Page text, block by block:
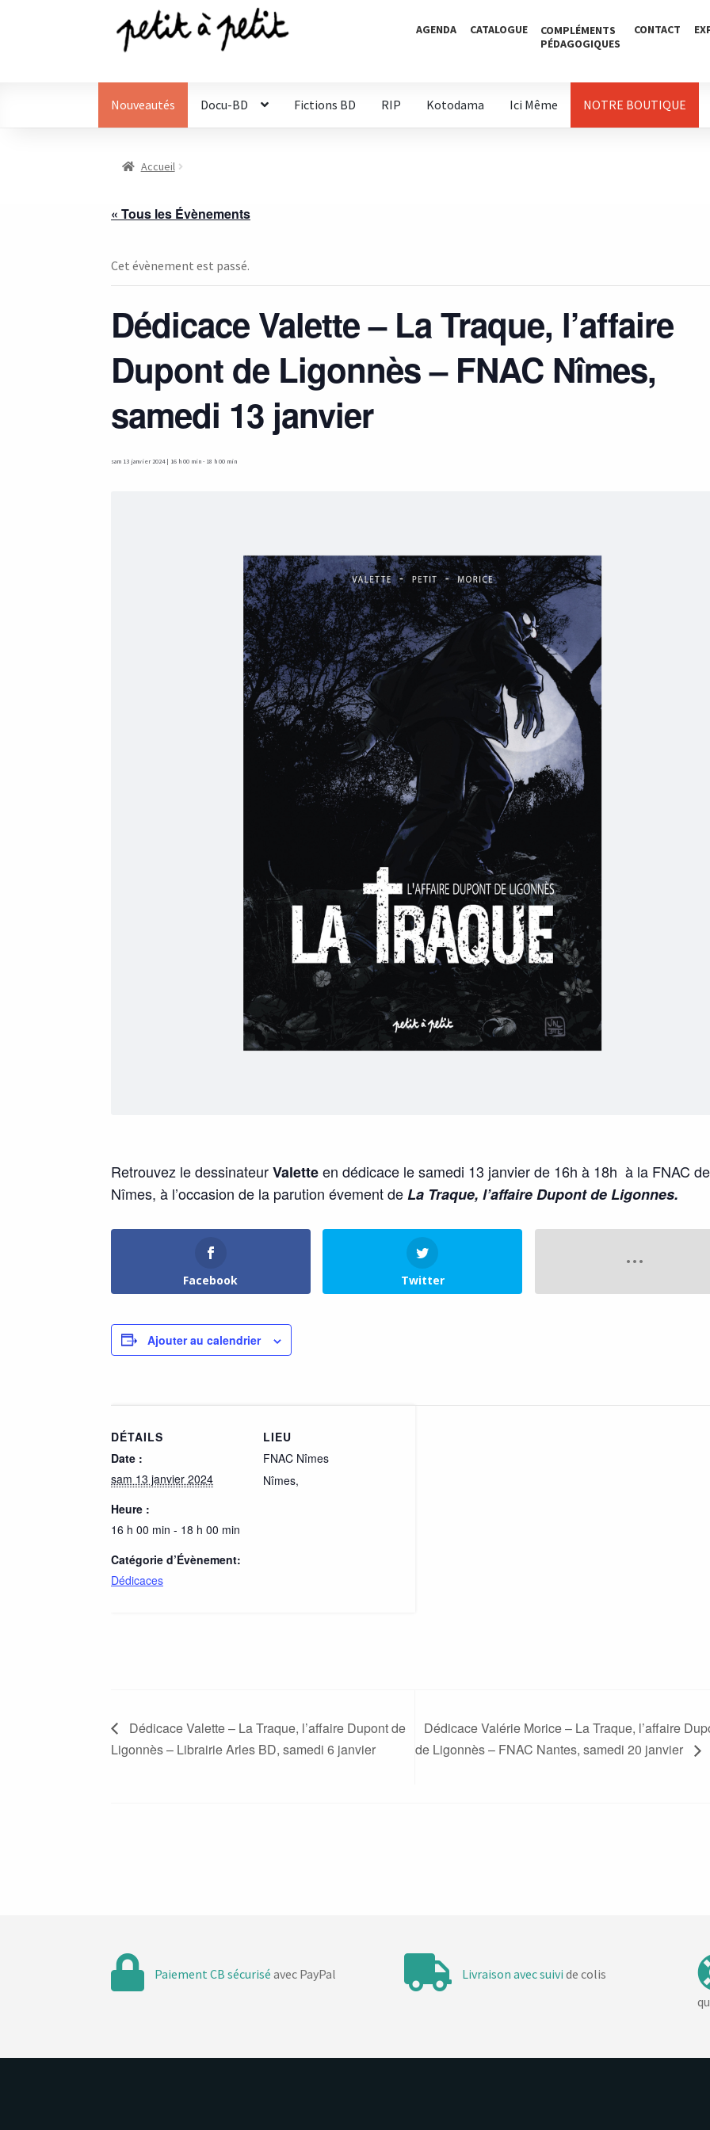
Aller
navigation
Aller
AGENDA CATALOGUE
COMPLÉMENTS
PÉDAGOGIQUES
CONTACT
Nouveautés Docu-BD Fictions BD RIP Kotodama Ici Même NOTRE BOUTIQUE
Accueil
« Tous les Évènements
Cet évènement est passé.
Dédicace Valette – La Traque, l’affaire
Dupont de Ligonnès – FNAC Nîmes,
samedi 13 janvier
sam 13 janvier 2024 | 16 h 00 min - 18 h 00 min
Retrouvez le dessinateurValetteen dédicace le samedi 13 janvier de 16h à 18h à la FNAC de
Nîmes, à l’occasion de la parution évement deLa Traque, l’affaire Dupont de Ligonnes.
Facebook Twitter
Ajouter au calendrier
DÉTAILS
Date :
sam 13 janvier 2024
Heure :
16 h 00 min - 18 h 00 min
Catégorie d’Évènement:
Dédicaces
LIEU
FNAC Nîmes
Nîmes,
Dédicace Valette – La Traque, l’affaire Dupont de
Ligonnès – Librairie Arles BD, samedi 6 janvier
Dédicace Valérie Morice – La Traque, l’affaire
de Ligonnès – FNAC Nantes, samedi 20 janvier
Paiement CB sécurisé avec PayPal Livraison avec suivi de colis